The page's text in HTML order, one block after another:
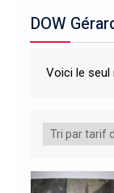
DOW
Voici le seul